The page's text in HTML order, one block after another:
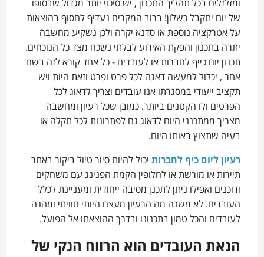
ומזלזלים בכל תהליך התכנון , יש סיכוי יותר מגדול שבסופו
של יום יתקבל כשלון! ברוב המקרים נעדיף לחסוף בהוצאות
על אטרקציה נוספת או סדנא יקרה ולכן נשקיע מחשבה
יתרה בתכנון והפקת האירוע לבלתי נשכח מצד כל הנוכחים.
תכנון יום כייף לחברות או לעובדים - כל אחד קורא לזה בשם
אחר , יכלול למעשה דאגה לכל פרט ופרט וזאת היות ויש
תקציב ייעודי במסגרתו אנו עובדים וצריך לדאוג לכל
הפרטים ולו הקטנים ביותר. כמובן שכל רעיון ומחשבה
מצריך ממתכנני היום לדאוג גם לפתרונות לכל תקלה או
בעיה שתצוץ באותו היום.
רעיון ליום כיף לחברות יכול להיות סיור טיול ביקור באתר
תיירות או מורשת או לחלופין הקמת הפנינג עם משחקים
ודוכנים ואפילו ניתן לתכנן מסיבה ייחודית ומעניינת לכלל
העובדים. לא משנה מה הרעיון מעצם היותי חוויתי ומהנה
לעובדים והכל טמון בתכנונו ובדרך ההוצאתו אל הפועל.
הנאת העובדים הוא הרווח הנקי של